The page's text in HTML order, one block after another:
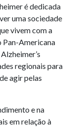
é dedicada
uma sociedade
vivem com a
Pan-Americana
regionais para
agir pelas
e na
em relação à